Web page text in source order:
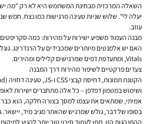
השאלה המרכזית מבחינת המשתמש היא לא רק "מה
יעלה לי". שלוש שניות טעינה מרגישות כמו נצח. חמש
עוזב.
מבנה העמוד משפיע ישירות על מהירות: כמה
Vitals, ומתעדפת דפים שמרגישים קלילים ומהירים.
צעדים פרקטיים לשיפור מהירות דרך המבנה
ושימוש במטמון דפדפן – כל אלה מתחברים ישירות
אמיתי, שמתאים את עצמו למסך בצורה חלקה, הוא
בסופו של דבר, גולש שמרגיש שהאתר מגיב מיד,
ההתנהגות הזו, תתן לעמוד סיכוי טוב יותר להגיע